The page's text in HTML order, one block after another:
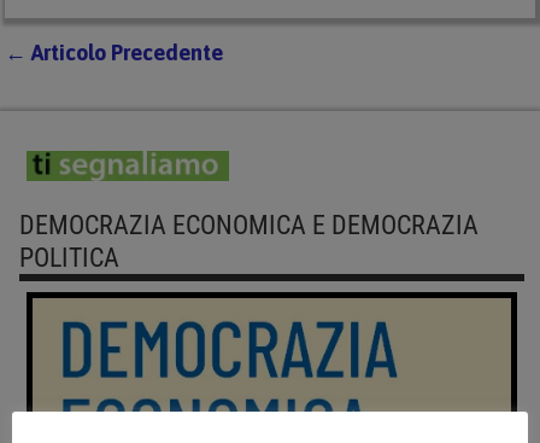
←Articolo Precedente
DEMOCRAZIA ECONOMICA E DEMOCRAZIA
POLITICA